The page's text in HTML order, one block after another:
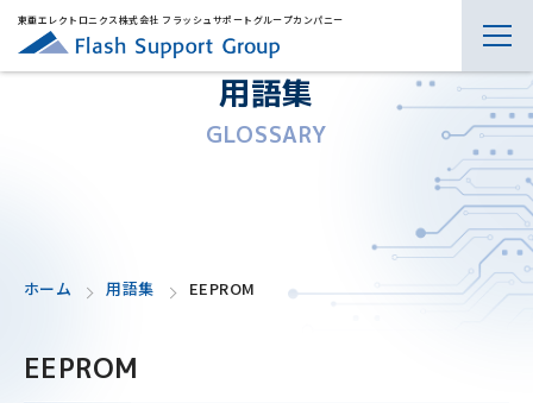
東亜エレクトロニクス株式会社 フラッシュサポートグループカンパニー
用語集
GLOSSARY
ホーム 用語集 EEPROM
EEPROM